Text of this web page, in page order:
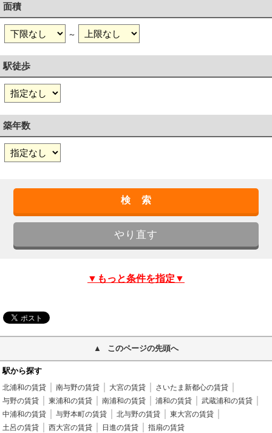
面積
～
駅徒歩
築年数
▼もっと条件を指定▼
このページの先頭へ
駅から探す
北浦和の賃貸 南与野の賃貸 大宮の賃貸
さいたま新都心の賃貸
与野の賃貸
東浦和の賃貸 南浦和の賃貸 浦和の賃貸
武蔵浦和の賃貸
中浦和の賃貸
与野本町の賃貸 北与野の賃貸
東大宮の賃貸
土呂の賃貸
西大宮の賃貸 日進の賃貸 指扇の賃貸